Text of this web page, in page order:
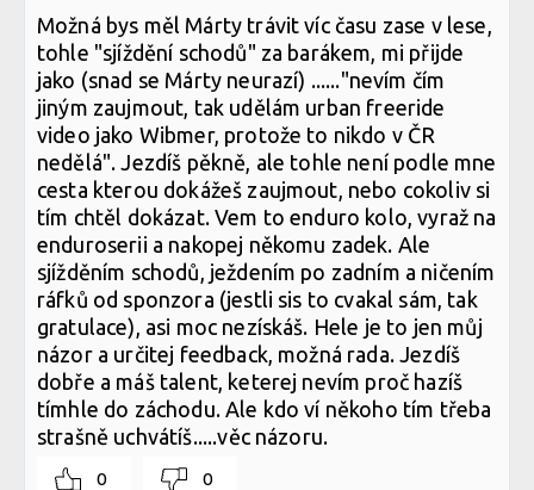
Možná bys měl Márty trávit víc času zase v lese,
tohle "sjíždění schodů" za barákem, mi přijde
jako (snad se Márty neurazí) ......"nevím čím
jiným zaujmout, tak udělám urban freeride
video jako Wibmer, protože to nikdo v ČR
nedělá". Jezdíš pěkně, ale tohle není podle mne
cesta kterou dokážeš zaujmout, nebo cokoliv si
tím chtěl dokázat. Vem to enduro kolo, vyraž na
enduroserii a nakopej někomu zadek. Ale
sjížděním schodů, ježdením po zadním a ničením
ráfků od sponzora (jestli sis to cvakal sám, tak
gratulace), asi moc nezískáš. Hele je to jen můj
názor a určitej feedback, možná rada. Jezdíš
dobře a máš talent, keterej nevím proč hazíš
tímhle do záchodu. Ale kdo ví někoho tím třeba
strašně uchvátíš.....věc názoru.
0 0